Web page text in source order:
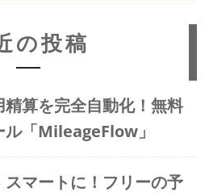
の投稿
算を完全自動化！無料
「MileageFlow」
マートに！フリーの予